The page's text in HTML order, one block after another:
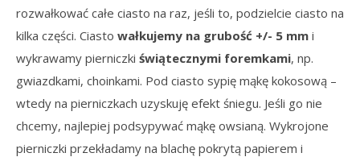
rozwałkować całe ciasto na raz, jeśli to, podzielcie ciasto na
kilka części. Ciasto wałkujemy na grubość +/- 5 mm i
wykrawamy pierniczki świątecznymi foremkami, np.
gwiazdkami, choinkami. Pod ciasto sypię mąkę kokosową –
wtedy na pierniczkach uzyskuję efekt śniegu. Jeśli go nie
chcemy, najlepiej podsypywać mąkę owsianą. Wykrojone
pierniczki przekładamy na blachę pokrytą papierem i